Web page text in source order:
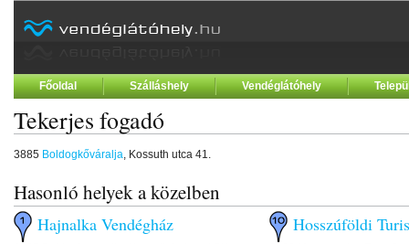
Főoldal Szálláshely Vendéglátóhely
Tekerjes fogadó
3885 Boldogkőváralja, Kossuth utca 41.
Hasonló helyek a közelben
Hajnalka Vendégház Hosszúföldi